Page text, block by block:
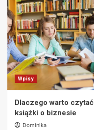
Wpisy
Dlaczego warto czytać
książki o biznesie
Dominika